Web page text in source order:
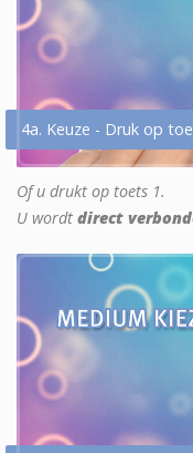
4a. Keuze - Druk op
Of u drukt op toets 1.
U wordt direct